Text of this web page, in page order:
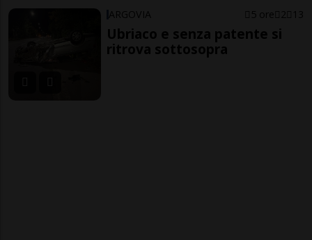
ARGOVIA 5 ore 2 13
Ubriaco e senza patente si
ritrova sottosopra